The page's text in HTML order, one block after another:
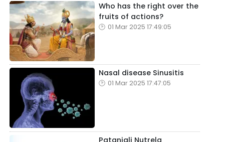
Who has the right over the
fruits of actions?
01 Mar 2025 17:49:05
Nasal disease Sinusitis
01 Mar 2025 17:47:05